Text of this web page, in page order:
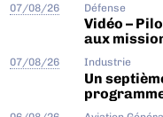
07/08/26 Défense
Vidéo –
aux
07/08/26 Industrie
Un